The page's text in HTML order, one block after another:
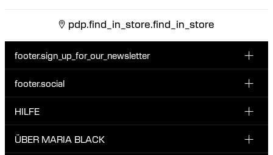
pdp.find_in_store.find_in_store
footer.sign_up_for_our_newsletter
Melde dich für unseren Newsletter an und erhalte 10 %
footer.social
INSTAGRAM
TIKTOK
HILFE
KUNDENSERVICE & KONTAKT
ÜBER MARIA BLACK